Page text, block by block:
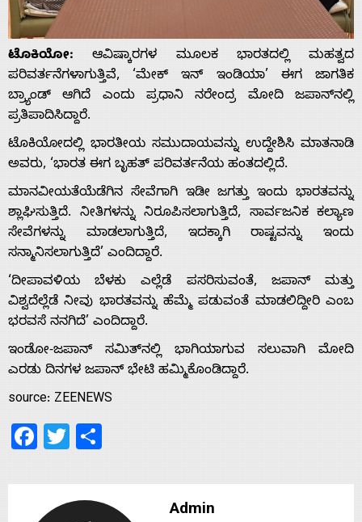
Home
About
Us
Advertise
With
ಟೊಕಿಯೋ: ಆವಿಷ್ಕಾರಗಳ ಮೂಲಕ ಭಾರತದಲ್ಲಿ ಮಹತ್ವದ
ಪರಿವರ್ತನೆಗಳಾಗುತ್ತಿವೆ, ‘ಮೇಕ್ ಇನ್ ಇಂಡಿಯಾ’ ಈಗ ಜಾಗತಿಕ
ಬ್ರ್ಯಾಂಡ್ ಆಗಿದೆ ಎಂದು ಪ್ರಧಾನಿ ನರೇಂದ್ರ ಮೋದಿ ಜಪಾನ್‌ನಲ್ಲಿ
ಪ್ರತಿಪಾದಿಸಿದ್ದಾರೆ.
ಟೊಕಿಯೋದಲ್ಲಿ ಭಾರತೀಯ ಸಮುದಾಯವನ್ನು ಉದ್ದೇಶಿಸಿ ಮಾತನಾಡಿ
ಅವರು, ‘ಭಾರತ ಈಗ ಬೃಹತ್ ಪರಿವರ್ತನೆಯ ಹಂತದಲ್ಲಿದೆ.
ಮಾನವೀಯತೆಯೆಡೆಗಿನ ಸೇವೆಗಾಗಿ ಇಡೀ ಜಗತ್ತು ಇಂದು ಭಾರತವನ್ನು
ಶ್ಲಾಘಿಸುತ್ತಿದೆ. ನೀತಿಗಳನ್ನು ನಿರೂಪಿಸಲಾಗುತ್ತಿದೆ, ಸಾರ್ವಜನಿಕ ಕಲ್ಯಾಣ
ಸೇವೆಗಳನ್ನು ಮಾಡಲಾಗುತ್ತಿದೆ, ಇದಕ್ಕಾಗಿ ರಾಷ್ಟವನ್ನು ಇಂದು
ಸನ್ಮಾನಿಸಲಾಗುತ್ತಿದೆ’ ಎಂದಿದ್ದಾರೆ.
‘ದೀಪಾವಳಿಯ ಬೆಳಕು ಎಲ್ಲೆಡೆ ಪಸರಿಸುವಂತೆ, ಜಪಾನ್ ಮತ್ತು
ವಿಶ್ವದೆಲ್ಲೆಡೆ ನೀವು ಭಾರತವನ್ನು ಹೆಮ್ಮೆ ಪಡುವಂತೆ ಮಾಡಲಿದ್ದೀರಿ ಎಂಬ
ಭರವಸೆ ನನಗಿದೆ’ ಎಂದಿದ್ದಾರೆ.
ಇಂಡೋ-ಜಪಾನ್ ಸಮಿತ್‌ನಲ್ಲಿ ಭಾಗಿಯಾಗುವ ಸಲುವಾಗಿ ಮೋದಿ
ಎರಡು ದಿನಗಳ ಜಪಾನ್ ಭೇಟಿ ಹಮ್ಮಿಕೊಂಡಿದ್ದಾರೆ.
source: ZEENEWS
Facebook
Twitter
Admin